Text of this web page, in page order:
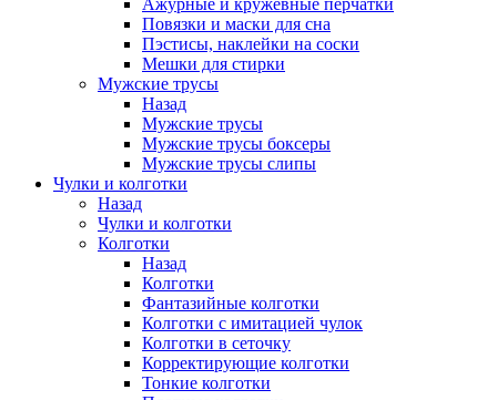
Ажурные и кружевные перчатки
Повязки и маски для сна
Пэстисы, наклейки на соски
Мешки для стирки
Мужские трусы
Назад
Мужские трусы
Мужские трусы боксеры
Мужские трусы слипы
Чулки и колготки
Назад
Чулки и колготки
Колготки
Назад
Колготки
Фантазийные колготки
Колготки с имитацией чулок
Колготки в сеточку
Корректирующие колготки
Тонкие колготки